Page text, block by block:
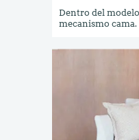
Dentro del
mecanismo
un gran valor
cualquier salón o
cama cuando lo